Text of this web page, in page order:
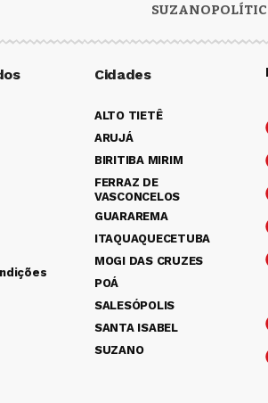
SUZANO
Cidades
ALTO TIETÊ
ARUJÁ
BIRITIBA MIRIM
FERRAZ DE
VASCONCELOS
GUARAREMA
ITAQUAQUECETUBA
MOGI DAS CRUZES
POÁ
SALESÓPOLIS
SANTA ISABEL
SUZANO